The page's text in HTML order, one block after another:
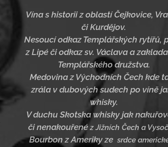
Vína s historii z oblastí Čejkovice,
či Kurdějov.
Nesoucí odkaz Templářských rytířů,
z Lipé či odkaz sv. Václava a
Templářského družstva.
Medovina z Východních Čech kde
zrála v dubových sudech po víně
whisky.
V duchu Skotska whisky jak
či nenakouřené z Jižních Čech a
Bourbon z Ameriky ze srdce